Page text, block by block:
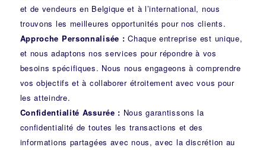
et de vendeurs en Belgique et à l’international, nous
trouvons les meilleures opportunités pour nos clients.
Approche Personnalisée : Chaque entreprise est unique,
et nous adaptons nos services pour répondre à vos
besoins spécifiques. Nous nous engageons à comprendre
vos objectifs et à collaborer étroitement avec vous pour
les atteindre.
Confidentialité Assurée : Nous garantissons la
confidentialité de toutes les transactions et des
informations partagées avec nous, avec la discrétion au